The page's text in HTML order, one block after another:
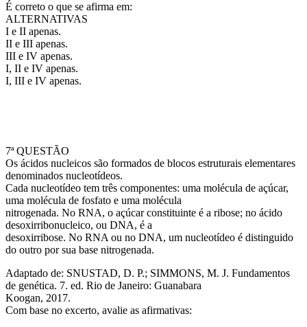
É correto o que se afirma em:
ALTERNATIVAS
I e II apenas.
II e III apenas.
III e IV apenas.
I, II e IV apenas.
I, III e IV apenas.
7ª QUESTÃO
Os ácidos nucleicos são formados de blocos estruturais elementares
denominados nucleotídeos.
Cada nucleotídeo tem três componentes: uma molécula de açúcar,
uma molécula de fosfato e uma molécula
nitrogenada. No RNA, o açúcar constituinte é a ribose; no ácido
desoxirribonucleico, ou DNA, é a
desoxirribose. No RNA ou no DNA, um nucleotídeo é distinguido
do outro por sua base nitrogenada.
Adaptado de: SNUSTAD, D. P.; SIMMONS, M. J. Fundamentos
de genética. 7. ed. Rio de Janeiro: Guanabara
Koogan, 2017.
Com base no excerto, avalie as afirmativas: